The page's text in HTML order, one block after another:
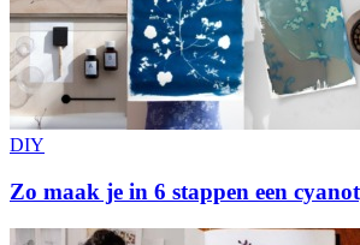
DIY
Zo maak je in 6 stappen een